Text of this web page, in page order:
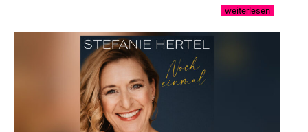
weiterlesen